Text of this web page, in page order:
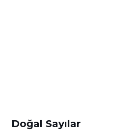
Doğal Sayılar